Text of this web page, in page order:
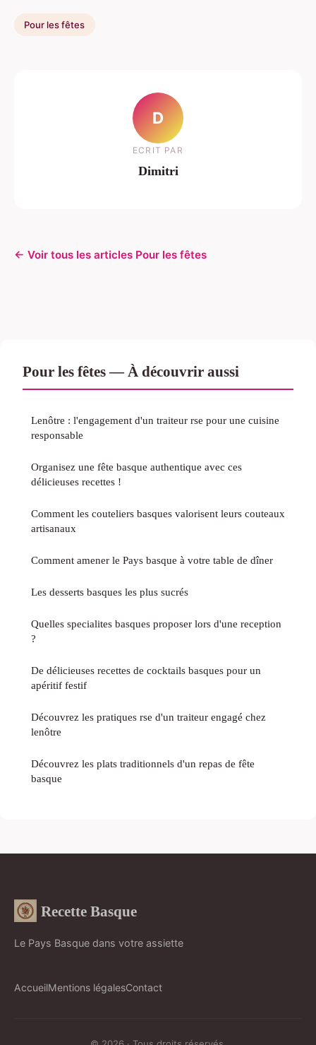
Pour les fêtes
D
ECRIT PAR
Dimitri
← Voir tous les articles Pour les fêtes
Pour les fêtes — À découvrir aussi
Lenôtre : l'engagement d'un traiteur rse pour une cuisine
responsable
Organisez une fête basque authentique avec ces
délicieuses recettes !
Comment les couteliers basques valorisent leurs couteaux
artisanaux
Comment amener le Pays basque à votre table de dîner
Les desserts basques les plus sucrés
Quelles specialites basques proposer lors d'une reception
?
De délicieuses recettes de cocktails basques pour un
apéritif festif
Découvrez les pratiques rse d'un traiteur engagé chez
lenôtre
Découvrez les plats traditionnels d'un repas de fête
basque
Recette Basque
Le Pays Basque dans votre assiette
AccueilMentions légalesContact